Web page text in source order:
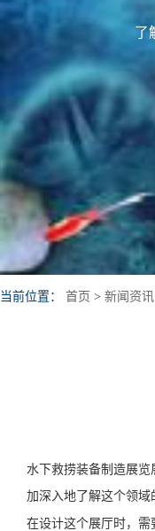
了
当前位置： 首页 > 新闻资讯
水下救捞装备制造展
加深入地了解这个领域
在设计这个展厅时，